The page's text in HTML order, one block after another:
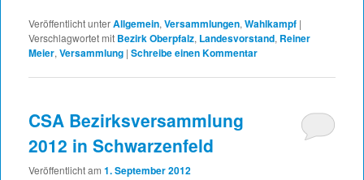
Veröffentlicht unterAllgemein, Versammlungen, Wahlkampf |
Verschlagwortet mit Bezirk Oberpfalz, Landesvorstand, Reiner
Meier, Versammlung | Schreibe einen Kommentar
CSA Bezirksversammlung
2012 in Schwarzenfeld
Veröffentlicht am 1. September 2012